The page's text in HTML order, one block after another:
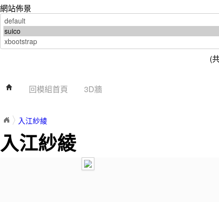
網站佈景
(
回模組首頁 3D牆
入江紗綾
入江紗綾